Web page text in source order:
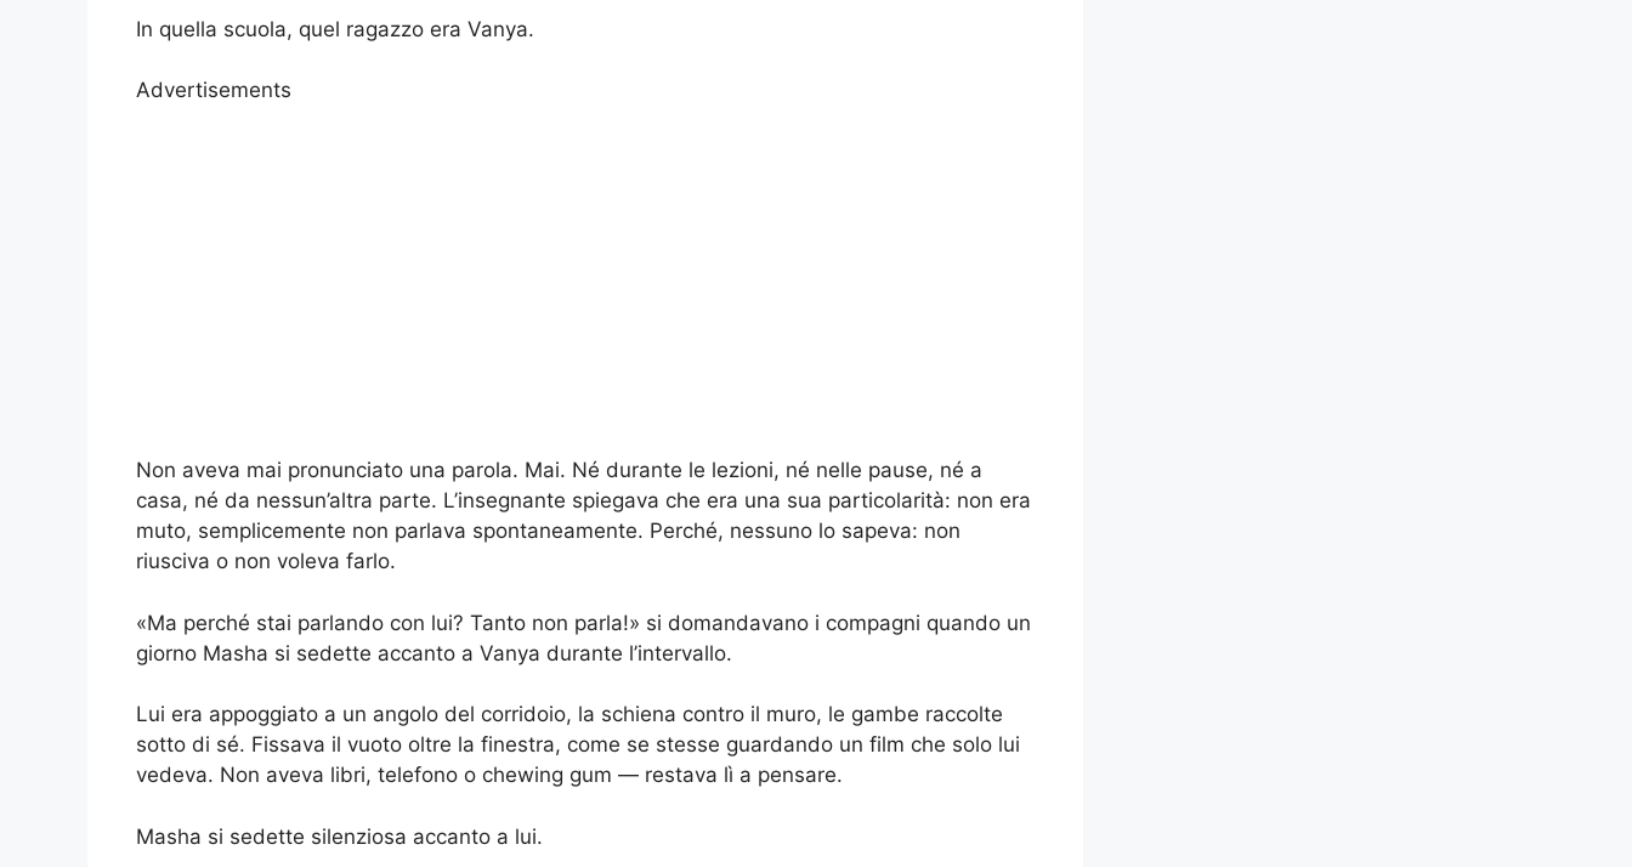
In quella scuola, quel ragazzo era Vanya.
Advertisements
Non aveva mai pronunciato una parola. Mai. Né durante le lezioni, né nelle pause, né a
casa, né da nessun’altra parte. L’insegnante spiegava che era una sua particolarità: non era
muto, semplicemente non parlava spontaneamente. Perché, nessuno lo sapeva: non
riusciva o non voleva farlo.
«Ma perché stai parlando con lui? Tanto non parla!» si domandavano i compagni quando un
giorno Masha si sedette accanto a Vanya durante l’intervallo.
Lui era appoggiato a un angolo del corridoio, la schiena contro il muro, le gambe raccolte
sotto di sé. Fissava il vuoto oltre la finestra, come se stesse guardando un film che solo lui
vedeva. Non aveva libri, telefono o chewing gum — restava lì a pensare.
Masha si sedette silenziosa accanto a lui.